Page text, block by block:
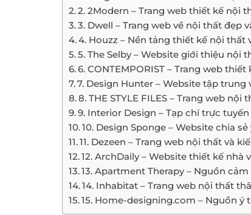
2. 2Modern – Trang web thiết kế nội
3. Dwell – Trang web về nội thất đẹp
4. Houzz – Nền tảng thiết kế nội thất
5. The Selby – Website giới thiệu nội
6. CONTEMPORIST – Trang web
7. Design Hunter – Website tập
8. THE STYLE FILES – Trang web
9. Interior Design – Tạp chí trực
10. Design Sponge – Website chia
11. Dezeen – Trang web nội thất và
12. ArchDaily – Website thiết kế
13. Apartment Therapy – Nguồn
14. Inhabitat – Trang web nội thất
15. Home-designing.com – Nguồn